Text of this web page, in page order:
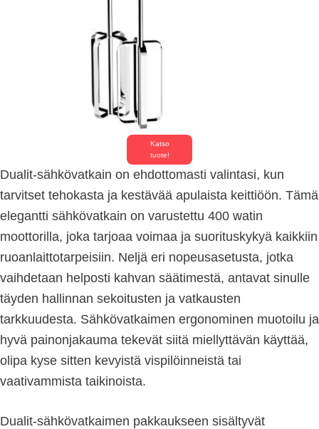
Katso
tuote!
Dualit-sähkövatkain on ehdottomasti valintasi, kun
tarvitset tehokasta ja kestävää apulaista keittiöön. Tämä
elegantti sähkövatkain on varustettu 400 watin
moottorilla, joka tarjoaa voimaa ja suorituskykyä kaikkiin
ruoanlaittotarpeisiin. Neljä eri nopeusasetusta, jotka
vaihdetaan helposti kahvan säätimestä, antavat sinulle
täyden hallinnan sekoitusten ja vatkausten
tarkkuudesta. Sähkövatkaimen ergonominen muotoilu ja
hyvä painonjakauma tekevät siitä miellyttävän käyttää,
olipa kyse sitten kevyistä vispilöinneistä tai
vaativammista taikinoista.
Dualit-sähkövatkaimen pakkaukseen sisältyvät